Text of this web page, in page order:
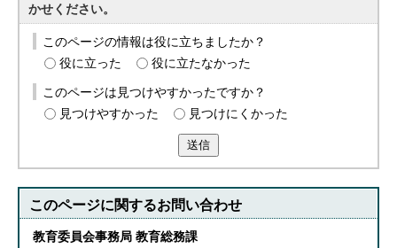
かせください。
このページの情報は役に立ちましたか？
役に立った
役に立たなかった
このページは見つけやすかったですか？
見つけやすかった
見つけにくかった
送信
このページに関するお問い合わせ
教育委員会事務局 教育総務課